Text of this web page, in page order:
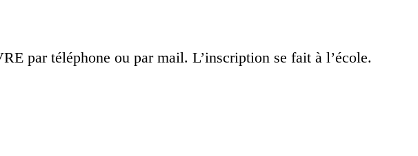
par téléphone ou par mail. L’inscription se fait à l’école.